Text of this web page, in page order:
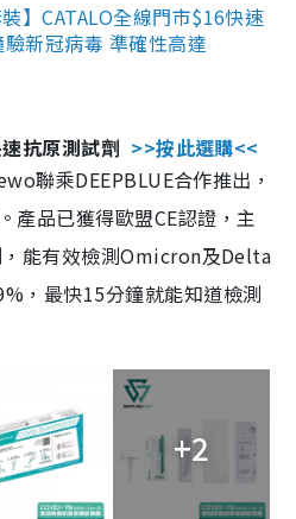
】CATALO全線門市$16快速
新冠病毒 準確性高達
抗原測試劑 >>按此選購<<
聯乘DEEPBLUE合作推出，
產品已獲得歐盟CE認證，主
能有效檢測Omicron及Delta
，最快15分鐘就能知道檢測
+2